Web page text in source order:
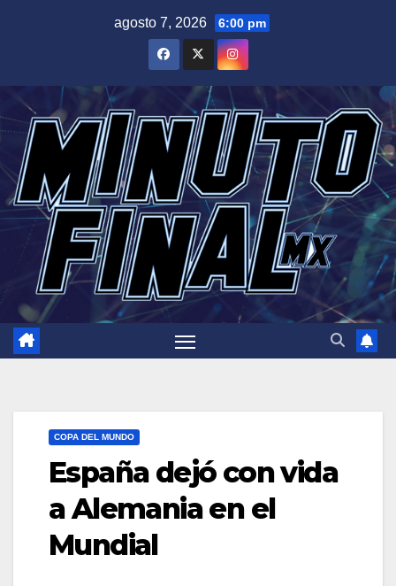
agosto 7, 2026 6:00 pm
COPA DEL MUNDO
España dejó con vida
a Alemania en el
Mundial